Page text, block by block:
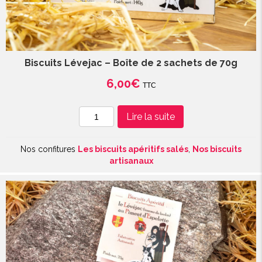
Biscuits Lévejac – Boîte de 2 sachets de 70g
6,00€ TTC
quantité
de
Lévejac
Boîte
de
2
sachets
de
70g
Lire la suite
Nos confitures Les biscuits apéritifs salés Nos biscuits
artisanaux